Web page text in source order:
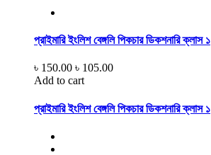
প্রাইমারি ইংলিশ বেঙ্গলি পিকচার ডিকশনারি ক্লাস ১
৳ 150.00 ৳ 105.00
Add to cart
প্রাইমারি ইংলিশ বেঙ্গলি পিকচার ডিকশনারি ক্লাস ১